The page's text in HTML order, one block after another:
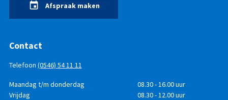
Afspraak maken
Contact
Telefoon (0546) 54 11 11
Telefonisch
bereikbaar
DagTijd
Maandag t/m donderdag
08.30 - 16.00 uur
Vrijdag
08.30 - 12.00 uur